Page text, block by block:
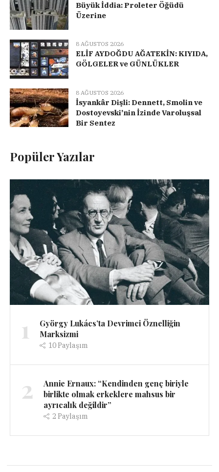
Büyük İddia: Proleter Öğüdü
Üzerine
8 AĞUSTOS 2026
ELİF AYDOĞDU AĞATEKİN: KIYIDA,
GÖLGELER ve GÜNLÜKLER
8 AĞUSTOS 2026
İsyankâr Dişli: Dennett, Smolin ve
Dostoyevski’nin İzinde Varoluşsal
Bir Sentez
Popüler Yazılar
1
György Lukács’ta Devrimci Öznelliğin
Marksizmi
10Paylaşım
2
Annie Ernaux: “Kendinden genç biriyle
birlikte olmak erkeklere mahsus bir
ayrıcalık değildir”
2 Paylaşım